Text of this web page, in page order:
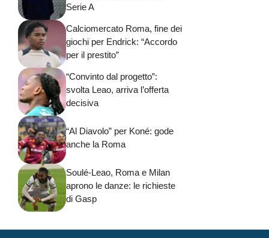
Serie A
Calciomercato Roma, fine dei
giochi per Endrick: “Accordo
per il prestito”
“Convinto dal progetto”:
svolta Leao, arriva l’offerta
decisiva
“Al Diavolo” per Koné: gode
anche la Roma
Soulé-Leao, Roma e Milan
aprono le danze: le richieste
di Gasp